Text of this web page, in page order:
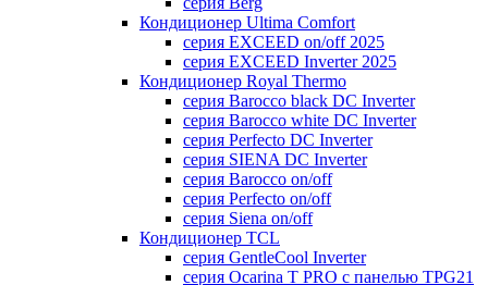
Кондиционер Ultima Comfort
серия EXCEED on/off 2025
серия EXCEED Inverter 2025
Кондиционер Royal Thermo
серия Barocco black DC Inverter
серия Barocco white DC Inverter
серия Perfecto DC Inverter
серия SIENA DC Inverter
серия Barocco on/off
серия Perfecto on/off
серия Siena on/off
Кондиционер TCL
серия GentleCool Inverter
серия Ocarina T PRO c панелью TPG21